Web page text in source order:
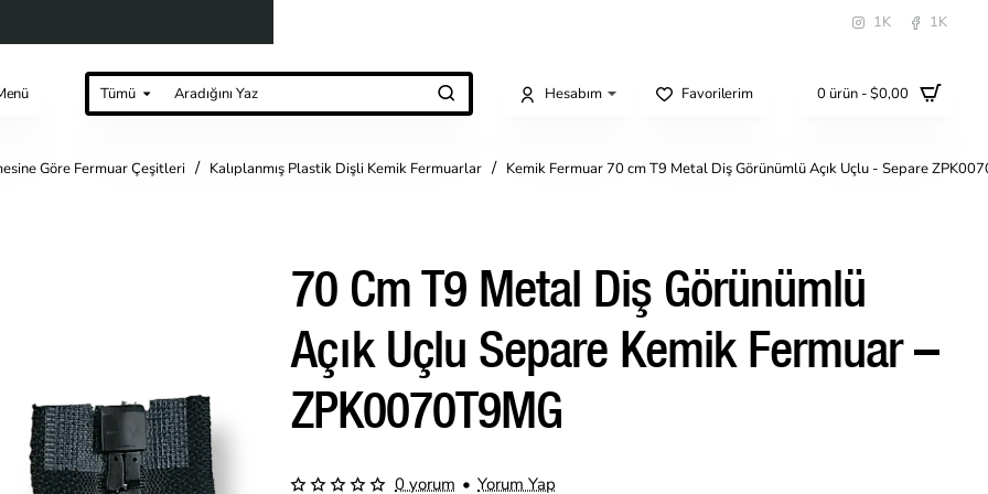
1K 1K
Tümü
Aradığını
Hesabım Favorilerim 0 ürün - $0,00
Göre Fermuar Çeşitleri Kalıplanmış Plastik Dişli Kemik Fermuarlar Kemik Fermuar 70 cm T9 Metal Diş Görünümlü Açık Uçlu - Separe
70 Cm T9 Metal Diş Görünümlü
Açık Uçlu Separe Kemik Fermuar –
ZPK0070T9MG
0 yorum • Yorum Yap